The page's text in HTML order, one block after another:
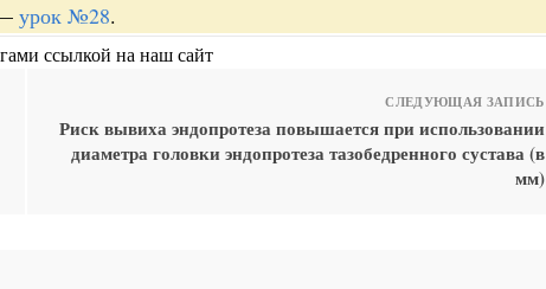
урок №28.
ссылкой на наш сайт
СЛЕДУЮЩАЯ ЗАПИСЬ
Риск вывиха эндопротеза повышается при использовании
диаметра головки эндопротеза тазобедренного сустава (в
мм)